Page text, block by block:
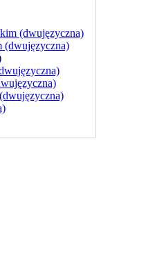
(dwujęzyczna)
(dwujęzyczna)